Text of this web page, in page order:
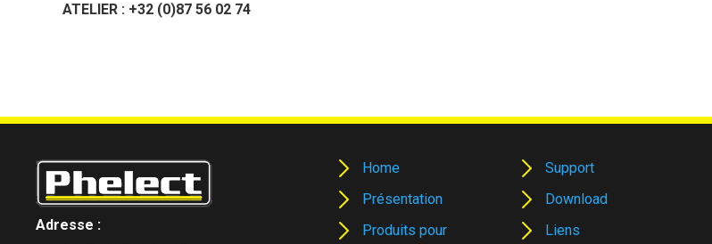
ATELIER : +32 (0)87 56 02 74
Adresse :
Home
Présentation
Produits pour
Support
Download
Liens